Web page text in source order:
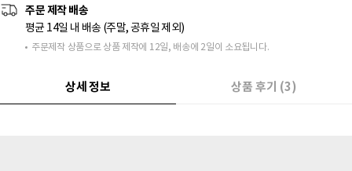
주문 제작 배송
평균 14일 내 배송 (주말, 공휴일 제외)
주문제작 상품으로 상품 제작에 12일, 배송에 2일이 소요됩니다.
상세 정보 상품 후기 (3)